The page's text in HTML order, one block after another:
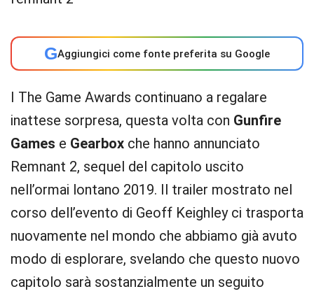
GAggiungici come fonte preferita su Google
I The Game Awards continuano a regalare
inattese sorpresa, questa volta con Gunfire
Games e Gearbox che hanno annunciato
Remnant 2, sequel del capitolo uscito
nell’ormai lontano 2019. Il trailer mostrato nel
corso dell’evento di Geoff Keighley ci trasporta
nuovamente nel mondo che abbiamo già avuto
modo di esplorare, svelando che questo nuovo
capitolo sarà sostanzialmente un seguito